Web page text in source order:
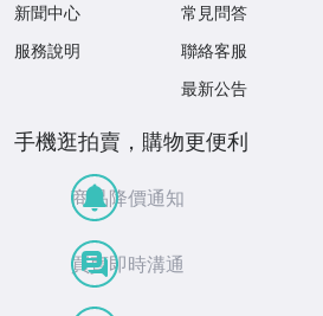
新聞中心
服務說明
常見問答
聯絡客服
最新公告
手機逛拍賣，購物更便利
商品降價通知
買賣即時溝通